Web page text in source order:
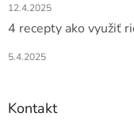
12.4.2025
4 recepty ako využiť
5.4.2025
Kontakt